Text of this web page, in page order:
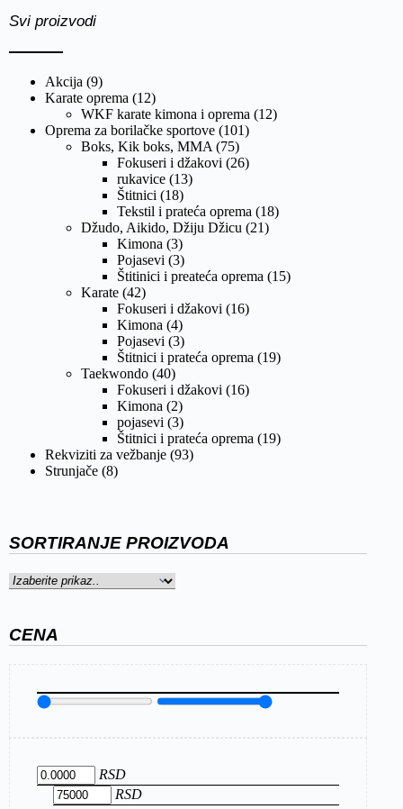
Svi proizvodi
Akcija (9)
Karate oprema (12)
WKF karate kimona i oprema (12)
Oprema za borilačke sportove (101)
Boks, Kik boks, MMA (75)
Fokuseri i džakovi (26)
rukavice (13)
Štitnici (18)
Tekstil i prateća oprema (18)
Džudo, Aikido, Džiju Džicu (21)
Kimona (3)
Pojasevi (3)
Štitinici i preateća oprema (15)
Karate (42)
Fokuseri i džakovi (16)
Kimona (4)
Pojasevi (3)
Štitnici i prateća oprema (19)
Taekwondo (40)
Fokuseri i džakovi (16)
Kimona (2)
pojasevi (3)
Štitnici i prateća oprema (19)
Rekviziti za vežbanje (93)
Strunjače (8)
SORTIRANJE PROIZVODA
CENA
RSD
RSD